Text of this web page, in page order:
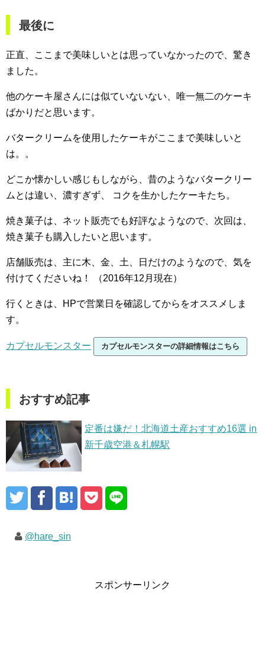
最後に
正直、ここまで美味しいとは思っていなかったので、驚き
ました。
他のケーキ屋さんには似ていないない、唯一無二のケーキ
ばかりだと思います。
バタークリームを使用したケーキがここまで美味しいと
は。。
どこか懐かしい感じもしながら、昔のようなバタークリー
ムとは違い、濃すぎず、
コクを生かしたケーキたち。
焼き菓子は、ネット販売でも好評なようなので、次回は、
焼き菓子も購入したいと思います。
店舗販売は、主に木、金、土、日だけのようなので、気を
付けてくださいね！
（2016年12月現在）
行くときは、HPで営業日を確認してからをオススメしま
す。
カプセルモンスター カプセルモンスターの詳細情報はこちら
おすすめ記事
定番は嫌だ！北海道土産おすすめ16選 in
新千歳空港＆札幌駅
@hare_sin
スポンサーリンク